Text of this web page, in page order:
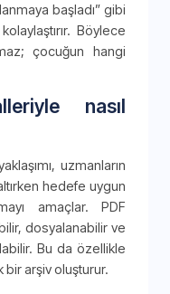
başladı” gibi
Böylece
çocuğun hangi
nasıl
uzmanların
hedefe uygun
amaçlar. PDF
dosyalanabilir ve
Bu da özellikle
bir arşiv oluşturur.